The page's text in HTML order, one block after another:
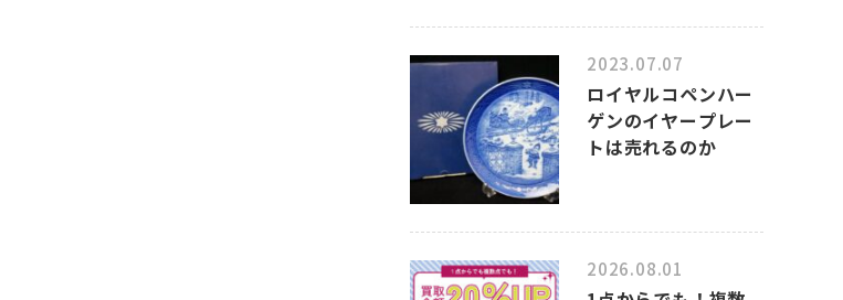
2023.07.07
ロイヤルコペンハー
ゲンのイヤープレー
トは売れるのか
2026.08.01